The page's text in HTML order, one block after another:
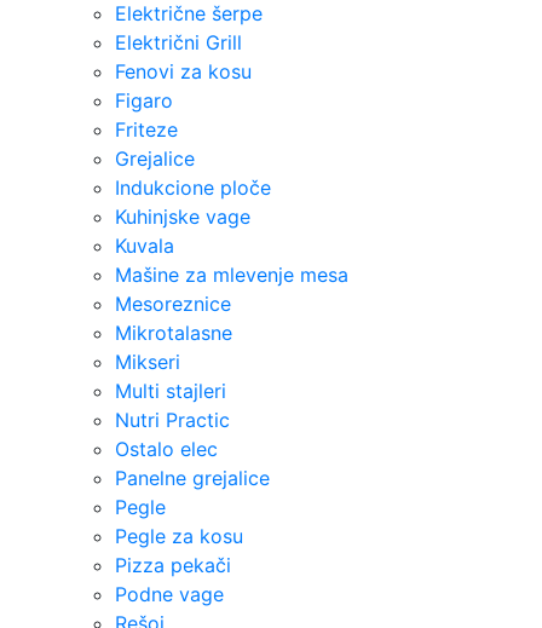
Električne šerpe
Električni Grill
Fenovi za kosu
Figaro
Friteze
Grejalice
Indukcione ploče
Kuhinjske vage
Kuvala
Mašine za mlevenje mesa
Mesoreznice
Mikrotalasne
Mikseri
Multi stajleri
Nutri Practic
Ostalo elec
Panelne grejalice
Pegle
Pegle za kosu
Pizza pekači
Podne vage
Rešoi